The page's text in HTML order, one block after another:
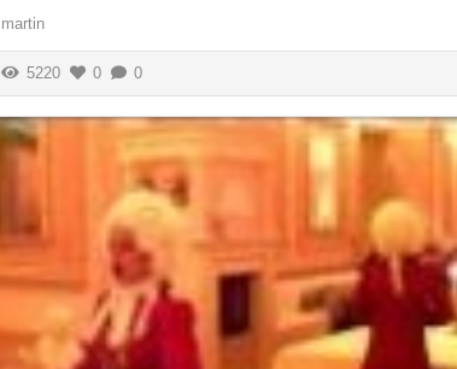
martin
5220 0 0